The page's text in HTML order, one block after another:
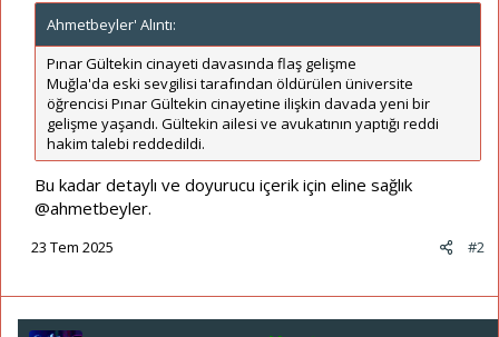
Ahmetbeyler' Alıntı:
Pınar Gültekin cinayeti davasında flaş gelişme
Muğla'da eski sevgilisi tarafından öldürülen üniversite
öğrencisi Pınar Gültekin cinayetine ilişkin davada yeni bir
gelişme yaşandı. Gültekin ailesi ve avukatının yaptığı reddi
hakim talebi reddedildi.
Bu kadar detaylı ve doyurucu içerik için eline sağlık
@ahmetbeyler.
#2
23 Tem 2025